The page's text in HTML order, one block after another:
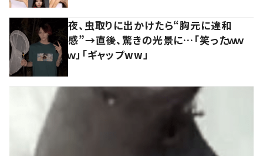
夜、虫取りに出かけたら“胸元に違和
感”→直後、驚きの光景に…「笑ったｗｗ
ｗ」「ギャップww」